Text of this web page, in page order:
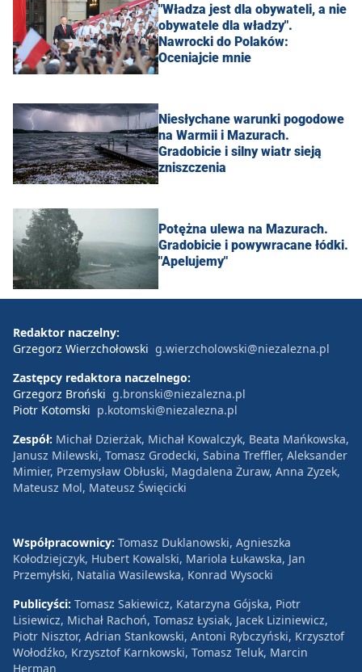
"Władza jest dla obywateli, a nie
obywatele dla władzy".
Nawrocki do Polaków:
Oceniajcie mnie
Niesłychane warunki pogodowe
na Warmii i Mazurach.
Gradobicie i silny wiatr sieją
zniszczenia
Potężna ulewa na Mazurach.
Gradobicie i powywracane łódki.
"Apelujemy"
Redaktor naczelny:
Grzegorz Wierzchołowski g.wierzcholowski@niezalezna.pl
Zastępcy redaktora naczelnego:
Grzegorz Broński g.bronski@niezalezna.pl
Piotr Kotomski p.kotomski@niezalezna.pl
Zespół: Michał Dzierżak, Michał Kowalczyk, Beata Mańkowska,
Janusz Milewski, Tomasz Grodecki, Sabina Treffler, Aleksander
Mimier, Przemysław Obłuski, Magdalena Żuraw, Anna Zyzek,
Mateusz Mol, Mateusz Święcicki
Współpracownicy: Tomasz Duklanowski, Agnieszka
Kołodziejczyk, Hubert Kowalski, Mariola Łukawska, Jan
Przemyłski, Natalia Wasilewska, Konrad Wysocki
Publicyści: Tomasz Sakiewicz, Katarzyna Gójska, Piotr
Lisiewicz, Michał Rachoń, Tomasz Łysiak, Jacek Liziniewicz,
Piotr Nisztor, Adrian Stankowski, Antoni Rybczyński, Krzysztof
Wołodźko, Krzysztof Karnkowski, Tomasz Teluk, Marcin
Herman